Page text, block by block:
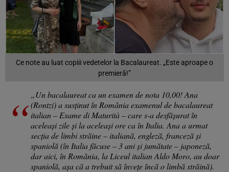
Ce note au luat copiii vedetelor la Bacalaureat. „Este aproape o
premieră!”
„Un bacalaureat ca un examen de nota 10,00! Ana
(Rontzi) a susținut în România examenul de bacalaureat
italian – Esame di Maturità – care s-a desfășurat în
aceleași zile și la aceleași ore ca în Italia. Ana a urmat
secția de limbi străine – italiană, engleză, franceză și
spaniolă (în Italia făcuse – 3 ani și jumătate – japoneză,
dar aici, în România, la Liceul italian Aldo Moro, au doar
spaniolă, așa că a trebuit să învețe încă o limbă străină).